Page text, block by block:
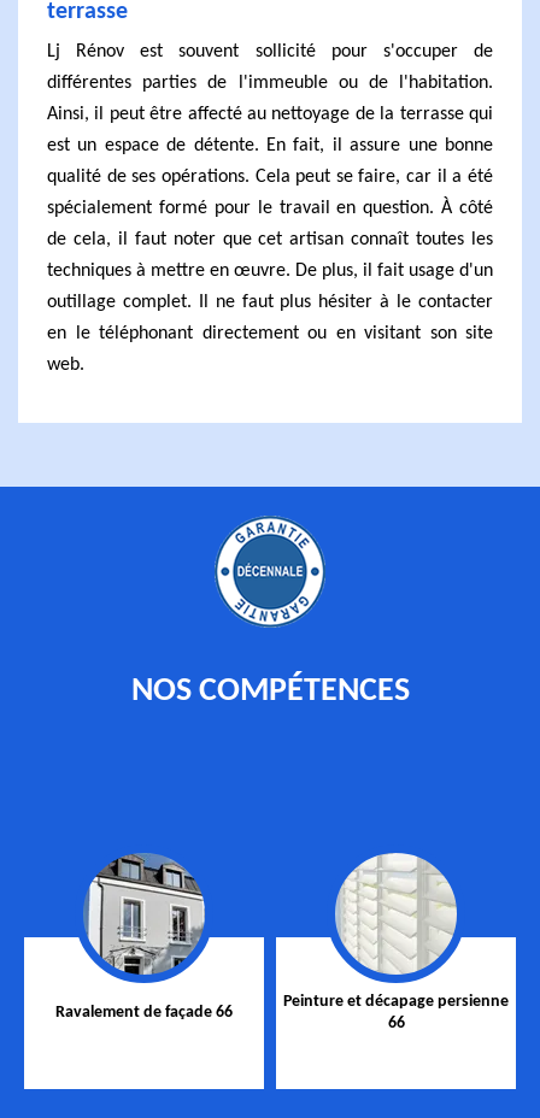
terrasse
Lj Rénov est souvent sollicité pour s'occuper de
différentes parties de l'immeuble ou de l'habitation.
Ainsi, il peut être affecté au nettoyage de la terrasse qui
est un espace de détente. En fait, il assure une bonne
qualité de ses opérations. Cela peut se faire, car il a été
spécialement formé pour le travail en question. À côté
de cela, il faut noter que cet artisan connaît toutes les
techniques à mettre en œuvre. De plus, il fait usage d'un
outillage complet. Il ne faut plus hésiter à le contacter
en le téléphonant directement ou en visitant son site
web.
NOS COMPÉTENCES
Ravalement de façade 66
Peinture et décapage persienne
66